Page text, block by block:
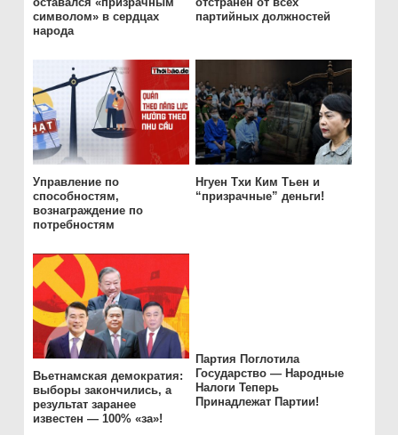
символом» в сердцах
народа
партийных должностей
Управление по
способностям,
вознаграждение по
потребностям
Нгуен Тхи Ким Тьен и
“призрачные” деньги!
Вьетнамская демократия:
выборы закончились, а
результат заранее
известен — 100% «за»!
Партия Поглотила
Государство — Народные
Налоги Теперь
Принадлежат Партии!